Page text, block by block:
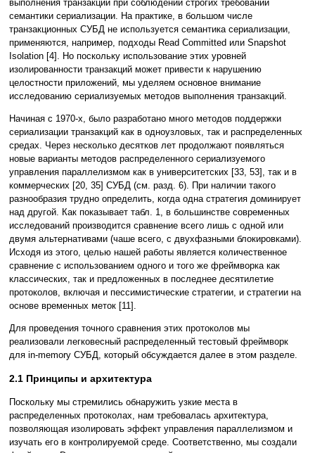
выполнения транзакций при соблюдении строгих требований
семантики сериализации. На практике, в большом числе
транзакционных СУБД не используется семантика сериализации,
применяются, например, подходы Read Committed или Snapshot
Isolation [4]. Но поскольку использование этих уровней
изолированности транзакций может привести к нарушению
целостности приложений, мы уделяем основное внимание
исследованию сериализуемых методов выполнения транзакций.
Начиная с 1970-х, было разработано много методов поддержки
сериализации транзакций как в одноузловых, так и распределенных
средах. Через несколько десятков лет продолжают появляться
новые варианты методов распределенного сериализуемого
управления параллелизмом как в университетских [33, 53], так и в
коммерческих [20, 35] СУБД (см. разд. 6). При наличии такого
разнообразия трудно определить, когда одна стратегия доминирует
над другой. Как показывает табл. 1, в большинстве современных
исследований производится сравнение всего лишь с одной или
двумя альтернативами (чаше всего, с двухфазными блокировками).
Исходя из этого, целью нашей работы является количественное
сравнение с использованием одного и того же фреймворка как
классических, так и предложенных в последнее десятилетие
протоколов, включая и пессимистические стратегии, и стратегии на
основе временных меток [11].
Для проведения точного сравнения этих протоколов мы
реализовали легковесный распределенный тестовый фреймворк
для in-memory СУБД, который обсуждается далее в этом разделе.
2.1 Принципы и архитектура
Поскольку мы стремились обнаружить узкие места в
распределенных протоколах, нам требовалась архитектура,
позволяющая изолировать эффект управления параллелизмом и
изучать его в контролируемой среде. Соответственно, мы создали